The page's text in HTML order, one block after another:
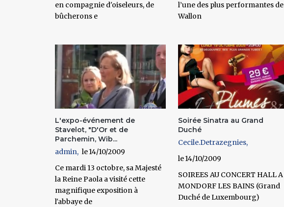
en compagnie d'oiseleurs, de
bûcherons e
l’une des plus performantes de
Wallon
L'expo-événement de
Stavelot, "D'Or et de
Parchemin, Wib...
admin
14/10/2009
Ce mardi 13 octobre, sa Majesté
la Reine Paola a visité cette
magnifique exposition à
l'abbaye de
Soirée Sinatra au Grand
Duché
Cecile.Detrazegnies
14/10/2009
SOIREES AU CONCERT HALL A
MONDORF LES BAINS (Grand
Duché de Luxembourg)